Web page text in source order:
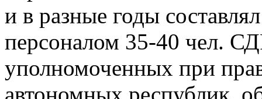
и в разные годы
персоналом 35-40 чел.
уполномоченных при
автономных республик,